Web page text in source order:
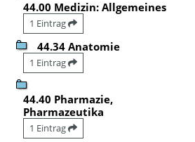
44.00 Medizin: Allgemeines
1 Eintrag
44.34 Anatomie
1 Eintrag
44.40 Pharmazie,
Pharmazeutika
1 Eintrag